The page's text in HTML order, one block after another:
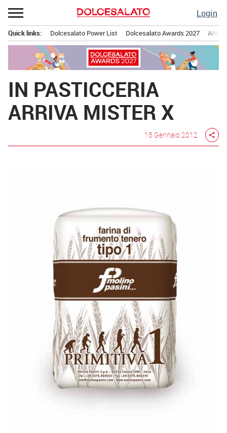
Passa
al
contenuto
Login
principale
Quick links: Dolcesalato Power List Dolcesalato Awards 2027
IN PASTICCERIA
ARRIVA MISTER X
15 Gennaio 2012 share